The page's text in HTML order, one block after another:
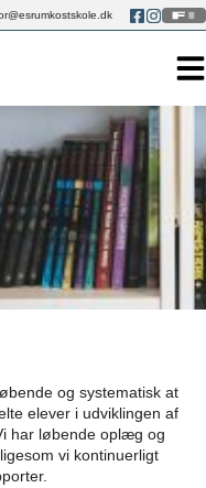
og systematisk at
elever i udviklingen af
har løbende oplæg og
vi kontinuerligt